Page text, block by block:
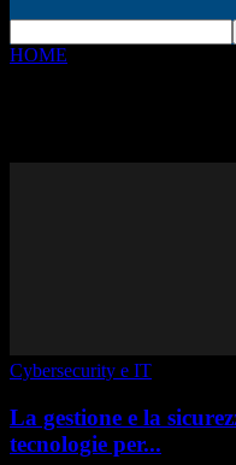
HOME
Cybersecurity e IT
La gestione e la
tecnologie per...